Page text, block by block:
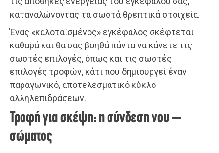
καταναλώνοντας τα σωστά θρεπτικά στοιχεία.
Ένας «καλοταϊσμένος» εγκέφαλος σκέφτεται
καθαρά και θα σας βοηθά πάντα να κάνετε τις
σωστές επιλογές, όπως και τις σωστές
επιλογές τροφών, κάτι που δημιουργεί έναν
παραγωγικό, αποτελεσματικό κύκλο
αλληλεπιδράσεων.
Τροφή για σκέψη: η σύνδεση νου –
σώματος